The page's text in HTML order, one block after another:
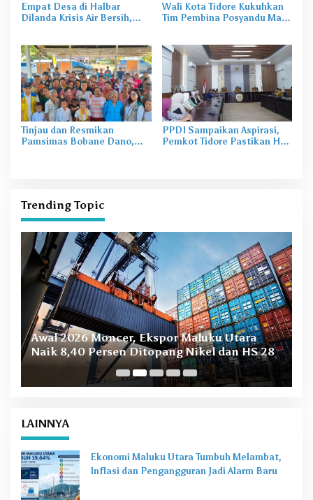
Empat Desa di Halbar
Dilanda Krisis Air Bersih,
Wali Kota Tidore Kukuhkan
Tim Pembina Posyandu Masa
Tinjau dan Resmikan
Pamsimas Bobane Dano,
PPDI Sampaikan Aspirasi,
Pemkot Tidore Pastikan Hak
Trending Topic
Awal 2026 Moncer, Ekspor Maluku Utara
Naik 8,40 Persen Ditopang Nikel dan HS 28
LAINNYA
Ekonomi Maluku Utara Tumbuh Melambat,
Inflasi dan Pengangguran Jadi Alarm Baru